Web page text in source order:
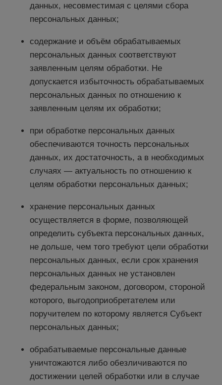
данных, несовместимая с целями сбора
персональных данных;
содержание и объём обрабатываемых
персональных данных соответствуют
заявленным целям обработки. Не
допускается избыточность обрабатываемых
персональных данных по отношению к
заявленным целям их обработки;
при обработке персональных данных
обеспечиваются точность персональных
данных, их достаточность, а в необходимых
случаях — актуальность по отношению к
целям обработки персональных данных;
хранение персональных данных
осуществляется в форме, позволяющей
определить субъекта персональных данных,
не дольше, чем того требуют цели обработки
персональных данных, если срок хранения
персональных данных не установлен
федеральным законом, договором, стороной
которого, выгодоприобретателем или
поручителем по которому является Субъект
персональных данных;
обрабатываемые персональные данные
уничтожаются либо обезличиваются по
достижении целей обработки или в случае